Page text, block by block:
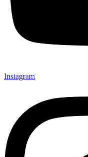
Instagram